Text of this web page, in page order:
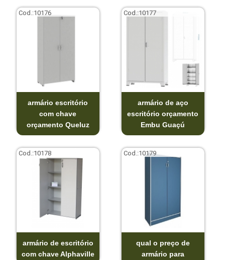
Cod.:10176
armário escritório
com chave
orçamento Queluz
Cod.:10177
armário de aço
escritório orçamento
Embu Guaçú
Cod.:10178
armário de escritório
com chave Alphaville
Cod.:10179
qual o preço de
armário para